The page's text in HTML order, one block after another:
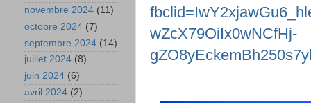
wZcX79OiIx0wNCfHj-
novembre 2024 (11)
octobre 2024 (7)
septembre 2024 (14)
juillet 2024 (8)
juin 2024 (6)
avril 2024 (2)